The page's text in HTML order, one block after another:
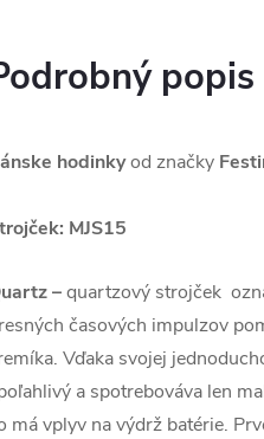
popis
hodinkyod značky
MJS15
–quartzový strojček
časových impulzov
Vďaka svojej
a spotrebováva len
má vplyv na výdrž batérie.